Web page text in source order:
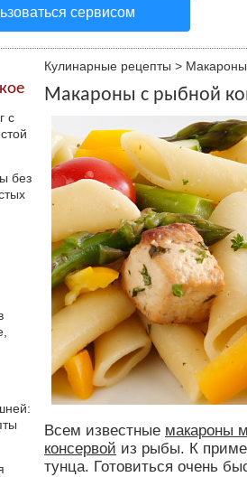
сервисом
Кулинарные рецепты >
Макароны с рыбной
Всем известные макароны
консервой из рыбы. К
тунца. Готовиться очень
с
без